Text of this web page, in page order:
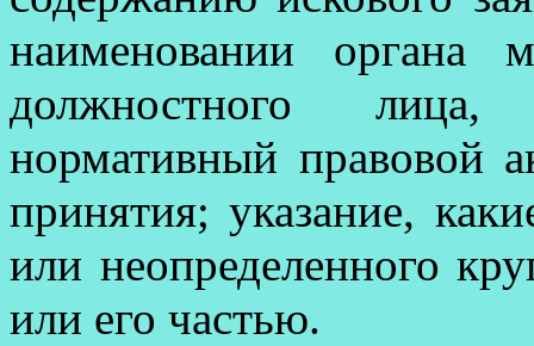
наименовании органа
должностного лица,
нормативный правовой
принятия; указание,
или неопределенного
или его частью.